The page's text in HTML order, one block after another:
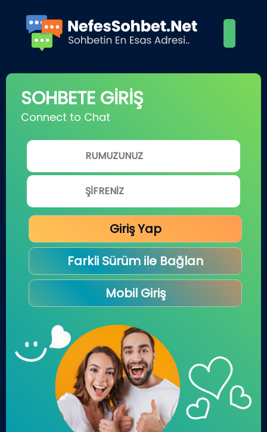
SOHBETE GİRİŞ
Connect to Chat
Giriş Yap
Farkli Sürüm ile Bağlan
Mobil Giriş